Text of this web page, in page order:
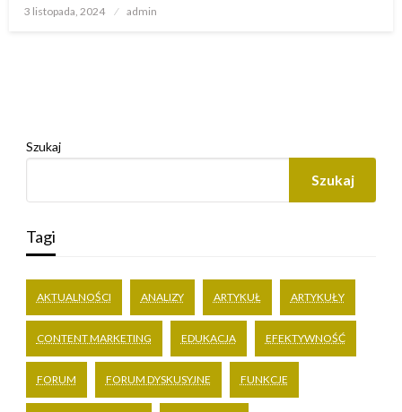
Opublikowane
3 listopada, 2024 admin
Szukaj
Szukaj
Tagi
AKTUALNOŚCI ANALIZY ARTYKUŁ ARTYKUŁY
CONTENT MARKETING EDUKACJA EFEKTYWNOŚĆ
FORUM FORUM DYSKUSYJNE FUNKCJE